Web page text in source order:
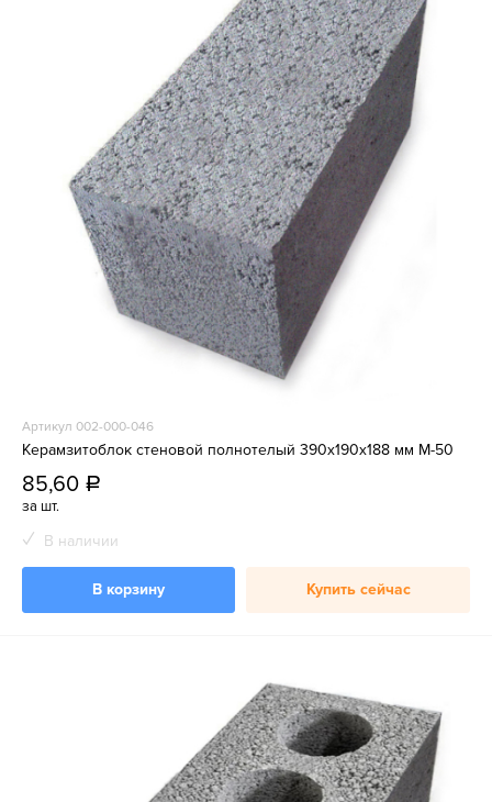
Артикул 002-000-046
Керамзитоблок стеновой полнотелый 390x190x188 мм М-50
85,60 a
за шт.
В наличии
В корзину Купить сейчас